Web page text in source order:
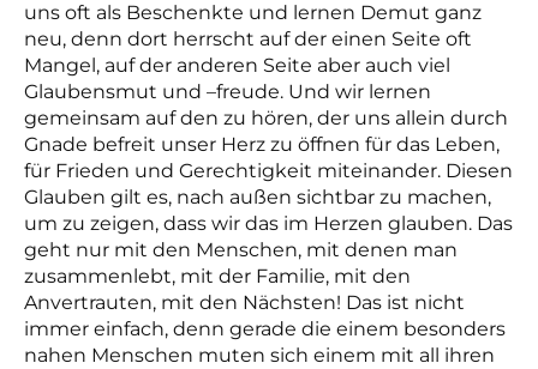
uns oft als Beschenkte und lernen Demut ganz
neu, denn dort herrscht auf der einen Seite oft
Mangel, auf der anderen Seite aber auch viel
Glaubensmut und –freude. Und wir lernen
gemeinsam auf den zu hören, der uns allein durch
Gnade befreit unser Herz zu öffnen für das Leben,
für Frieden und Gerechtigkeit miteinander. Diesen
Glauben gilt es, nach außen sichtbar zu machen,
um zu zeigen, dass wir das im Herzen glauben. Das
geht nur mit den Menschen, mit denen man
zusammenlebt, mit der Familie, mit den
Anvertrauten, mit den Nächsten! Das ist nicht
immer einfach, denn gerade die einem besonders
nahen Menschen muten sich einem mit all ihren